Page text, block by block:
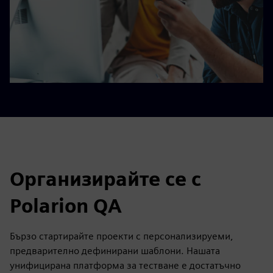
Организирайте се с
Polarion QA
Бързо стартирайте проекти с персонализируеми,
предварително дефинирани шаблони. Нашата
унифицирана платформа за тестване е достатъчно